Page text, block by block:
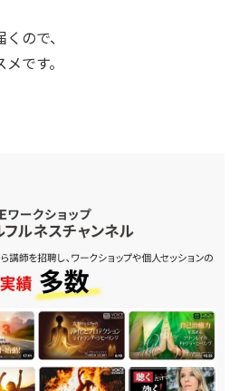
ので、
です。